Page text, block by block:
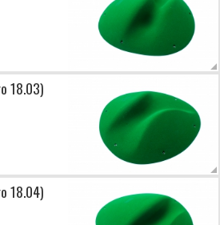
18.03)
18.04)